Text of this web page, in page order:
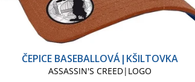
ČEPICE BASEBALLOVÁ|KŠILTOVKA
ASSASSIN'S CREED|LOGO